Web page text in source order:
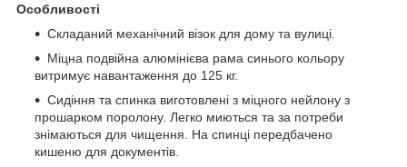
Особливості
Складаний механічний візок для дому та вулиці.
Міцна подвійна алюмінієва рама синього кольору
витримує навантаження до 125 кг.
Сидіння та спинка виготовлені з міцного нейлону з
прошарком поролону. Легко миються та за потреби
знімаються для чищення. На спинці передбачено
кишеню для документів.